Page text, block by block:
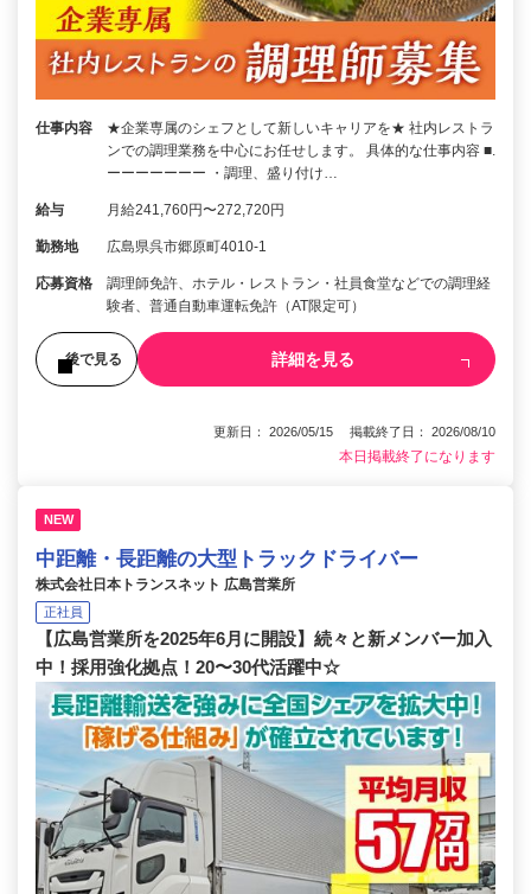
仕事内容
★企業専属のシェフとして新しいキャリアを★ 社内レストラ
ンでの調理業務を中心にお任せします。 具体的な仕事内容 ■.
ーーーーーーー ・調理、盛り付け…
給与 月給241,760円〜272,720円
勤務地 広島県呉市郷原町4010-1
応募資格
調理師免許、ホテル・レストラン・社員食堂などでの調理経
験者、普通自動車運転免許（AT限定可）
後で見る 詳細を見る
更新日： 2026/05/15 掲載終了日： 2026/08/10
本日掲載終了になります
NEW
中距離・長距離の大型トラックドライバー
株式会社日本トランスネット 広島営業所
正社員
【広島営業所を2025年6月に開設】続々と新メンバー加入
中！採用強化拠点！20〜30代活躍中☆